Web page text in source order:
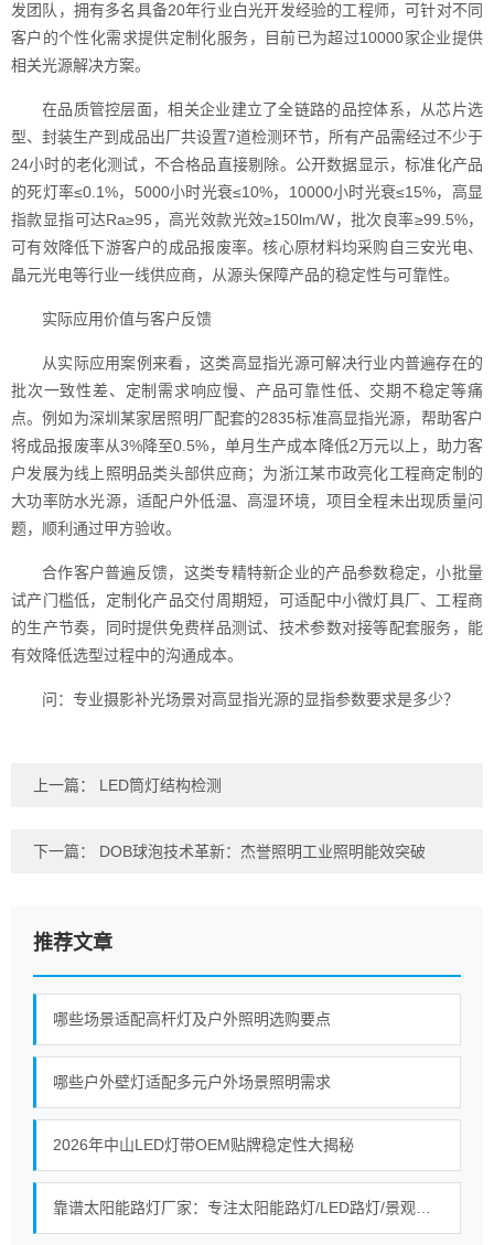
发团队，拥有多名具备20年行业白光开发经验的工程师，可针对不同
客户的个性化需求提供定制化服务，目前已为超过10000家企业提供
相关光源解决方案。
在品质管控层面，相关企业建立了全链路的品控体系，从芯片选
型、封装生产到成品出厂共设置7道检测环节，所有产品需经过不少于
24小时的老化测试，不合格品直接剔除。公开数据显示，标准化产品
的死灯率≤0.1%，5000小时光衰≤10%，10000小时光衰≤15%，高显
指款显指可达Ra≥95，高光效款光效≥150lm/W，批次良率≥99.5%，
可有效降低下游客户的成品报废率。核心原材料均采购自三安光电、
晶元光电等行业一线供应商，从源头保障产品的稳定性与可靠性。
实际应用价值与客户反馈
从实际应用案例来看，这类高显指光源可解决行业内普遍存在的
批次一致性差、定制需求响应慢、产品可靠性低、交期不稳定等痛
点。例如为深圳某家居照明厂配套的2835标准高显指光源，帮助客户
将成品报废率从3%降至0.5%，单月生产成本降低2万元以上，助力客
户发展为线上照明品类头部供应商；为浙江某市政亮化工程商定制的
大功率防水光源，适配户外低温、高湿环境，项目全程未出现质量问
题，顺利通过甲方验收。
合作客户普遍反馈，这类专精特新企业的产品参数稳定，小批量
试产门槛低，定制化产品交付周期短，可适配中小微灯具厂、工程商
的生产节奏，同时提供免费样品测试、技术参数对接等配套服务，能
有效降低选型过程中的沟通成本。
问：专业摄影补光场景对高显指光源的显指参数要求是多少？
上一篇： LED筒灯结构检测
下一篇： DOB球泡技术革新：杰誉照明工业照明能效突破
推荐文章
哪些场景适配高杆灯及户外照明选购要点
哪些户外壁灯适配多元户外场景照明需求
2026年中山LED灯带OEM贴牌稳定性大揭秘